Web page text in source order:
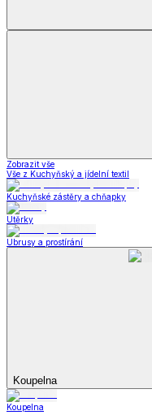
Zobrazit vše
Vše z Kuchyňský a jídelní textil
Kuchyňské zástěry a chňapky
Utěrky
Ubrusy a prostírání
Koupelna
Koupelna